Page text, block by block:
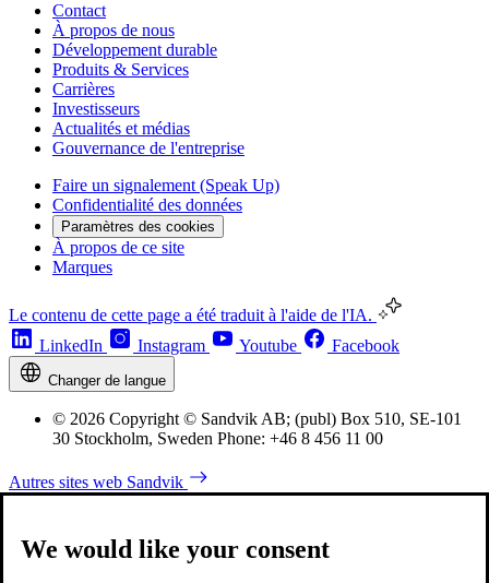
Contact
À propos de nous
Développement durable
Produits & Services
Carrières
Investisseurs
Actualités et médias
Gouvernance de l'entreprise
Faire un signalement (Speak Up)
Confidentialité des données
Paramètres des cookies
À propos de ce site
Marques
Le contenu de cette page a été traduit à l'aide de l'IA.
LinkedIn
Instagram Youtube Facebook
Changer de langue
© 2026 Copyright © Sandvik AB; (publ) Box 510, SE-101
30 Stockholm, Sweden Phone: +46 8 456 11 00
Autres sites web Sandvik
We would like your consent